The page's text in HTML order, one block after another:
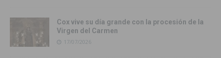
Cox vive su día grande con la procesión de la
Virgen del Carmen
17/07/2026